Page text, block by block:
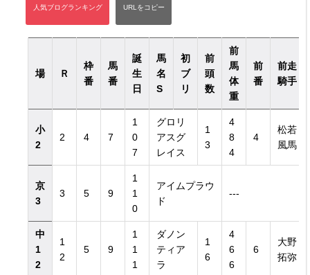
場 Ｒ
枠
番
馬
番
誕
生
日
馬
名
S
初
ブ
リ
前
頭
数
前
馬
体
重
前
番
前走
騎手
小
2
2 4 7
1
0
7
グロリ
アスグ
レイス
1
3
4
8
4
4
松若
風馬
京
3
3 5 9
1
1
0
アイムプラウ
ド
---
中
1
2
1
2
5 9
1
1
1
ダノン
ティア
ラ
1
6
4
6
6
6
大野
拓弥